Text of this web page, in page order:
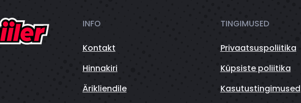
INFO
Kontakt
Hinnakiri
Ärikliendile
TINGIMUSED
Privaatsuspoliitika
Küpsiste poliitika
Kasutustingimused